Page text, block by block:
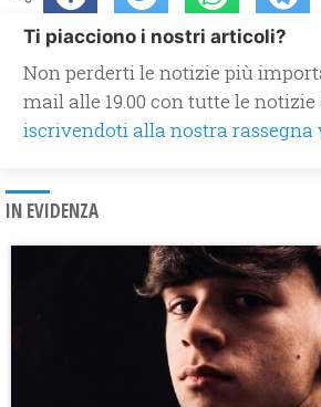
Ti piacciono i nostri articoli?
Non perderti le notizie più
mail alle 19.00 con tutte le
iscrivendoti alla nostra rassegna
IN EVIDENZA